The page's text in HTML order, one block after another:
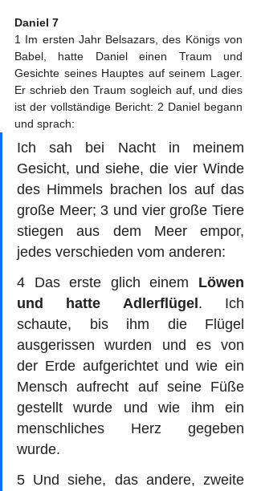
Daniel 7
1 Im ersten Jahr Belsazars, des Königs von
Babel, hatte Daniel einen Traum und
Gesichte seines Hauptes auf seinem Lager.
Er schrieb den Traum sogleich auf, und dies
ist der vollständige Bericht: 2 Daniel begann
und sprach:
Ich sah bei Nacht in meinem
Gesicht, und siehe, die vier Winde
des Himmels brachen los auf das
große Meer; 3 und vier große Tiere
stiegen aus dem Meer empor,
jedes verschieden vom anderen:
4 Das erste glich einem Löwen
und hatte Adlerflügel. Ich
schaute, bis ihm die Flügel
ausgerissen wurden und es von
der Erde aufgerichtet und wie ein
Mensch aufrecht auf seine Füße
gestellt wurde und wie ihm ein
menschliches Herz gegeben
wurde.
5 Und siehe, das andere, zweite